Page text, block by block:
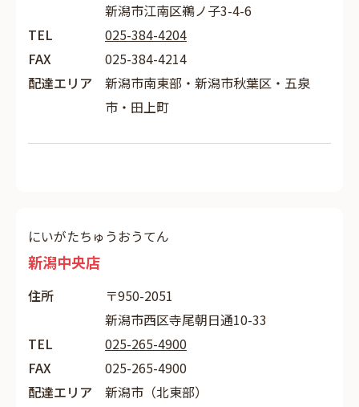
新潟市江南区鵜ノ子3-4-6
TEL
025-384-4204
FAX
025-384-4214
配達エリア
新潟市南東部・新潟市秋葉区・五泉
市・田上町
にいがたちゅうおうてん
新潟中央店
住所
〒950-2051
新潟市西区寺尾朝日通10-33
TEL
025-265-4900
FAX
025-265-4900
配達エリア
新潟市（北東部）